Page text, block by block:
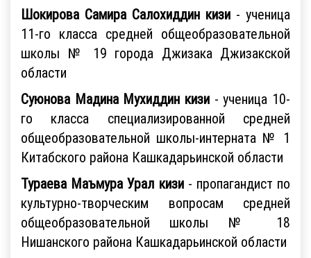
Шокирова Самира Салохиддин кизи - ученица
11-го класса средней общеобразовательной
школы № 19 города Джизака Джизакской
области
Суюнова Мадина Мухиддин кизи - ученица 10-
го класса специализированной средней
общеобразовательной школы-интерната № 1
Китабского района Кашкадарьинской области
Тураева Маъмура Урал кизи- пропагандист по
культурно-творческим вопросам средней
общеобразовательной школы № 18
Нишанского района Кашкадарьинской области